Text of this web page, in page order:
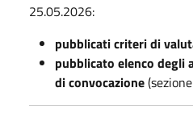
25.05.2026:
pubblicati criteri di
pubblicato elenco degli
di convocazione